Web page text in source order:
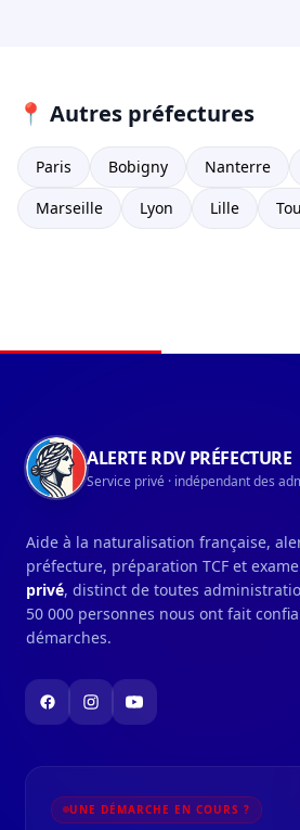
📍 Autres préfectures
Paris Bobigny Nanterre
Marseille
Lyon Lille
ALERTE RDV PRÉFECTURE
Service privé · indépendant des
Aide à la naturalisation française,
préfecture, préparation TCF et
privé, distinct de toutes
50 000 personnes nous ont fait
démarches.
UNE DÉMARCHE EN COURS ?